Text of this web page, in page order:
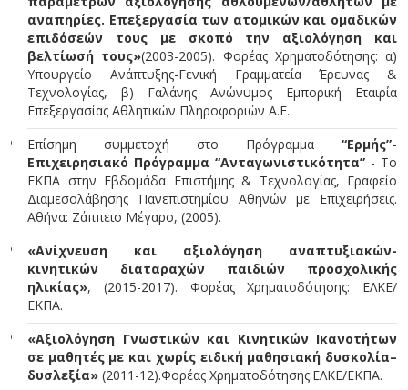
αναπηρίες. Επεξεργασία των ατομικών και ομαδικών
επιδόσεών τους με σκοπό την αξιολόγηση και
βελτίωσή τους»(2003-2005). Φορέας Χρηματοδότησης: α)
Υπουργείο Ανάπτυξης-Γενική Γραμματεία Έρευνας &
Τεχνολογίας, β) Γαλάνης Ανώνυμος Εμπορική Εταιρία
Επεξεργασίας Αθλητικών Πληροφοριών Α.Ε.
Επίσημη συμμετοχή στο Πρόγραμμα “Ερμής”-
Επιχειρησιακό Πρόγραμμα “Ανταγωνιστικότητα” - Το
ΕΚΠΑ στην Εβδομάδα Επιστήμης & Τεχνολογίας, Γραφείο
Διαμεσολάβησης Πανεπιστημίου Αθηνών με Επιχειρήσεις.
Αθήνα: Ζάππειο Μέγαρο, (2005).
«Ανίχνευση και αξιολόγηση αναπτυξιακών-
κινητικών διαταραχών παιδιών προσχολικής
ηλικίας», (2015-2017). Φορέας Χρηματοδότησης: ΕΛΚΕ/
ΕΚΠΑ.
«Αξιολόγηση Γνωστικών και Κινητικών Ικανοτήτων
σε μαθητές με και χωρίς ειδική μαθησιακή δυσκολία–
δυσλεξία» (2011-12).Φορέας Χρηματοδότησης:ΕΛΚΕ/ΕΚΠΑ.